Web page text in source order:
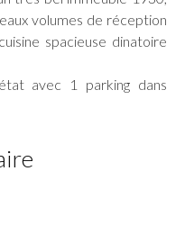
volumes de réception
spacieuse dinatoire
avec 1 parking dans